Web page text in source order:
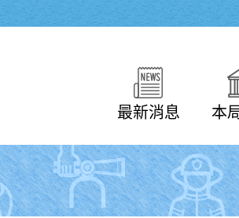
最新消息 本